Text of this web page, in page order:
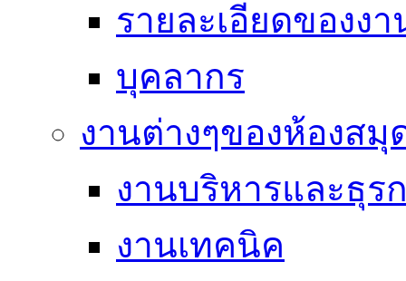
รายละเอียดของง
บุคลากร
งานต่างๆของห้องสมุ
งานบริหารและธุร
งานเทคนิค